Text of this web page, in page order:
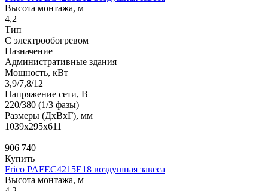
Высота монтажа, м
4,2
Тип
С электрообогревом
Назначение
Административные здания
Мощность, кВт
3,9/7,8/12
Напряжение сети, В
220/380 (1/3 фазы)
Размеры (ДхВхГ), мм
1039x295x611
906 740
Купить
Frico PAFEC4215E18 воздушная завеса
Высота монтажа, м